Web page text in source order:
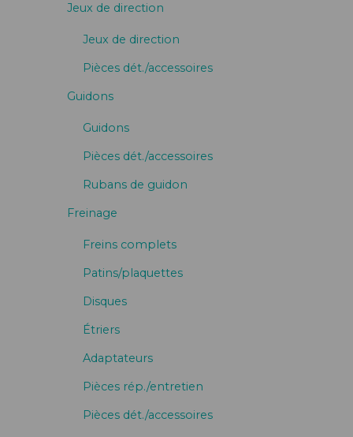
Jeux de direction
Jeux de direction
Pièces dét./accessoires
Guidons
Guidons
Pièces dét./accessoires
Rubans de guidon
Freinage
Freins complets
Patins/plaquettes
Disques
Étriers
Adaptateurs
Pièces rép./entretien
Pièces dét./accessoires